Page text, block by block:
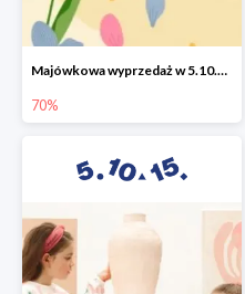
Majówkowa wyprzedaż w 5.10.15 do -70%
70%